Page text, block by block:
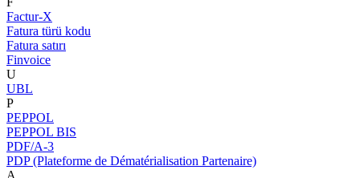
Factur-X
Fatura türü kodu
Fatura satırı
Finvoice
U
UBL
P
PEPPOL
PEPPOL BIS
PDF/A-3
PDP (Plateforme de Dématérialisation Partenaire)
A